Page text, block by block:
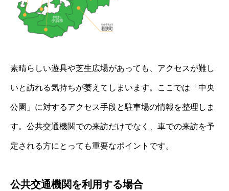
素晴らしい遊具や芝生広場があっても、アクセスが難し
いと訪れる気持ちが萎えてしまいます。ここでは「中央
公園」に対するアクセス手段と駐車場の情報を整理しま
す。公共交通機関での来訪だけでなく、車での来訪を予
定される方にとっても重要なポイントです。
公共交通機関を利用する場合